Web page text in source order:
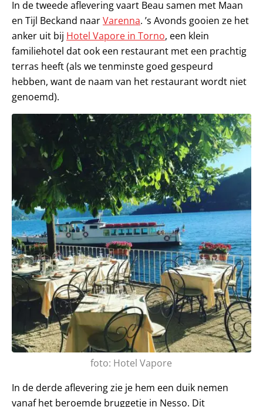
In de tweede aflevering vaart Beau samen met Maan
en Tijl Beckand naarVarenna. ’s Avonds gooien ze het
anker uit bij Hotel Vapore in Torno, een klein
familiehotel dat ook een restaurant met een prachtig
terras heeft (als we tenminste goed gespeurd
hebben, want de naam van het restaurant wordt niet
genoemd).
foto: Hotel Vapore
In de derde aflevering zie je hem een duik nemen
vanaf het beroemde bruggetje in Nesso. Dit